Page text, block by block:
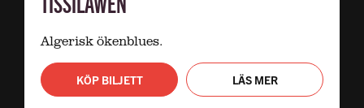
Algerisk ökenblues.
KÖP BILJETT LÄS MER